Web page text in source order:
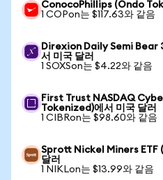
ConocoPhillips (Ondo
1 COPon는 $117.63와 같음
Direxion Daily Semi Bear
서 미국 달러
1 SOXSon는 $4.22와 같음
First Trust NASDAQ
Tokenized)에서 미국 달러
1 CIBRon는 $98.60와 같음
Sprott Nickel Miners ETF
달러
1 NIKLon는 $13.99와 같음